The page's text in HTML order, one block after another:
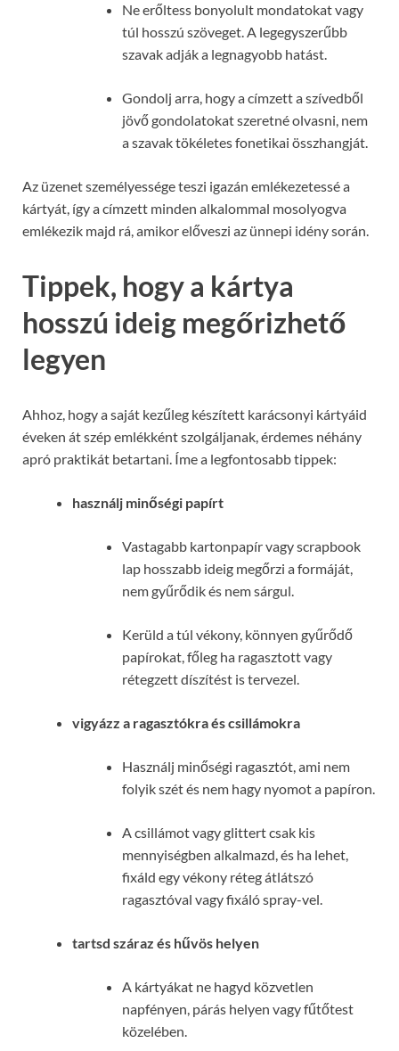
Ne erőltess bonyolult mondatokat vagy
túl hosszú szöveget. A legegyszerűbb
szavak adják a legnagyobb hatást.
Gondolj arra, hogy a címzett a szívedből
jövő gondolatokat szeretné olvasni, nem
a szavak tökéletes fonetikai összhangját.
Az üzenet személyessége teszi igazán emlékezetessé a
kártyát, így a címzett minden alkalommal mosolyogva
emlékezik majd rá, amikor előveszi az ünnepi idény során.
Tippek, hogy a kártya
hosszú ideig megőrizhető
legyen
Ahhoz, hogy a saját kezűleg készített karácsonyi kártyáid
éveken át szép emlékként szolgáljanak, érdemes néhány
apró praktikát betartani. Íme a legfontosabb tippek:
használj minőségi papírt
Vastagabb kartonpapír vagy scrapbook
lap hosszabb ideig megőrzi a formáját,
nem gyűrődik és nem sárgul.
Kerüld a túl vékony, könnyen gyűrődő
papírokat, főleg ha ragasztott vagy
rétegzett díszítést is tervezel.
vigyázz a ragasztókra és csillámokra
Használj minőségi ragasztót, ami nem
folyik szét és nem hagy nyomot a papíron.
A csillámot vagy glittert csak kis
mennyiségben alkalmazd, és ha lehet,
fixáld egy vékony réteg átlátszó
ragasztóval vagy fixáló spray-vel.
tartsd száraz és hűvös helyen
A kártyákat ne hagyd közvetlen
napfényen, párás helyen vagy fűtőtest
közelében.